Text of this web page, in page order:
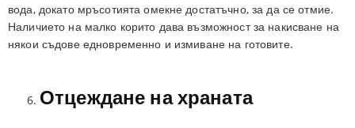
вода, докато мръсотията омекне достатъчно, за да се отмие.
Наличието на малко корито дава възможност за накисване на
някои съдове едновременно и измиване на готовите.
Отцеждане на храната